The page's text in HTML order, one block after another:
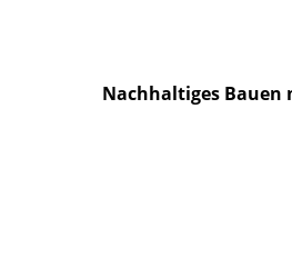
Nachhaltiges Bauen